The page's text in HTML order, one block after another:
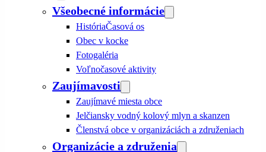
Všeobecné informácie
HistóriaČasová os
Obec v kocke
Fotogaléria
Voľnočasové aktivity
Zaujímavosti
Zaujímavé miesta obce
Jelčiansky vodný kolový mlyn a skanzen
Členstvá obce v organizáciách a združeniach
Organizácie a združenia